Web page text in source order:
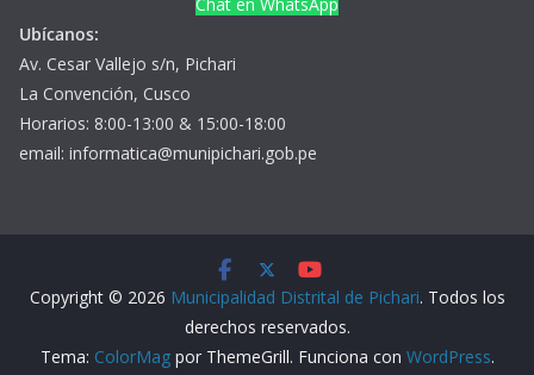
Ubícanos:
Av. Cesar Vallejo s/n, Pichari
La Convención, Cusco
Horarios: 8:00-13:00 & 15:00-18:00
email: informatica@munipichari.gob.pe
Copyright © 2026 Municipalidad Distrital de Pichari. Todos los
derechos reservados.
Tema: ColorMagpor ThemeGrill. Funciona con WordPress.